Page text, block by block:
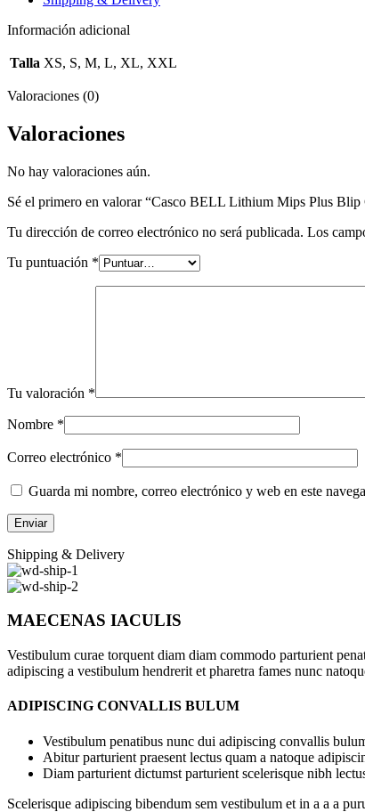
Información adicional
Talla XS, S, M, L, XL, XXL
Valoraciones (0)
Valoraciones
No hay valoraciones aún.
Sé el primero en valorar “Casco BELL Lithium Mips Plus Blip
Tu dirección de correo electrónico no será publicada. Los
Tu puntuación *
Tu valoración *
Nombre *
Correo electrónico *
Guarda mi nombre, correo electrónico y web en este
Shipping & Delivery
MAECENAS IACULIS
Vestibulum curae torquent diam diam commodo parturient
adipiscing a vestibulum hendrerit et pharetra fames nunc
ADIPISCING CONVALLIS BULUM
Vestibulum penatibus nunc dui adipiscing convallis
Abitur parturient praesent lectus quam a natoque
Diam parturient dictumst parturient scelerisque nibh
Scelerisque adipiscing bibendum sem vestibulum et in a a a